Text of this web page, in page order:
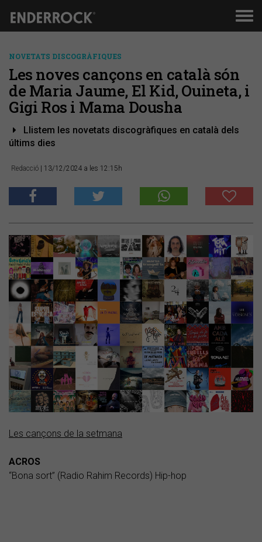
NOVETATS DISCOGRÀFIQUES
Les noves cançons en català són
de Maria Jaume, El Kid, Ouineta, i
Gigi Ros i Mama Dousha
Llistem les novetats discogràfiques en català dels
últims dies
Redacció | 13/12/2024 a les 12:15h
Les cançons de la setmana
ACROS
“Bona sort” (Radio Rahim Records) Hip-hop